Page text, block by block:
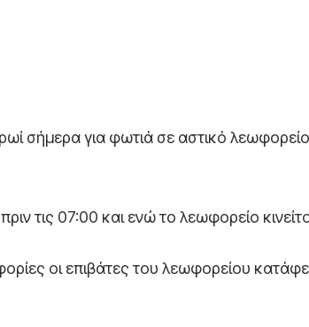
σήμερα για φωτιά σε αστικό
τις 07:00 και ενώ το λεωφορείο
οι επιβάτες του λεωφορείου